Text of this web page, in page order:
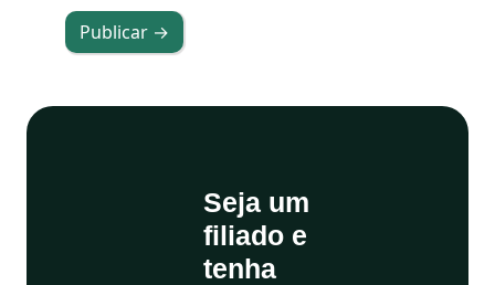
Publicar →
Seja um
filiado e
tenha